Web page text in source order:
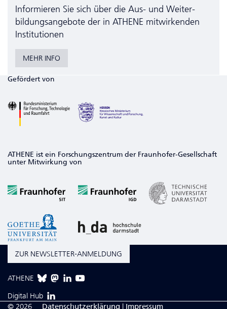
Informieren Sie sich über die Aus- und Weiter­
bildungs­angebote der in ATHENE mitwirkenden
Institutionen
MEHR INFO
Gefördert von
ATHENE ist ein Forschungszentrum der Fraunhofer-Gesellschaft
unter Mitwirkung von
ZUR NEWSLETTER-ANMELDUNG
ATHENE
Digital Hub
© 2026
Da­ten­schutzerklärung | Impressum